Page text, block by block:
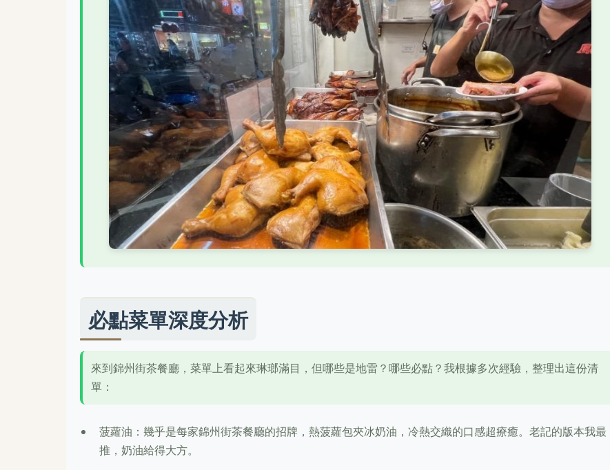
必點菜單深度分析
來到錦州街茶餐廳，菜單上看起來琳瑯滿目，但哪些是地雷？哪些必點？我根據多次經驗，整理出這份清
單：
菠蘿油：幾乎是每家錦州街茶餐廳的招牌，熱菠蘿包夾冰奶油，冷熱交織的口感超療癒。老記的版本我最
推，奶油給得大方。